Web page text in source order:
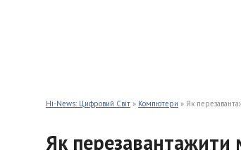
Hi-News: Цифровий Світ » Компютери » Як
Як перезавантажити